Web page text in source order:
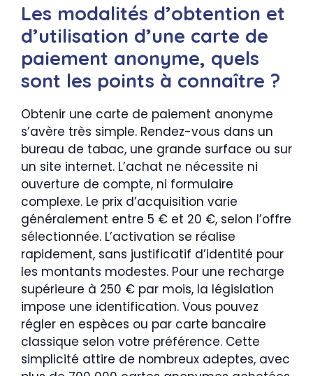
Les modalités d’obtention et
d’utilisation d’une carte de
paiement anonyme, quels
sont les points à connaître ?
Obtenir une carte de paiement anonyme
s’avère très simple. Rendez-vous dans un
bureau de tabac, une grande surface ou sur
un site internet. L’achat ne nécessite ni
ouverture de compte, ni formulaire
complexe. Le prix d’acquisition varie
généralement entre 5 € et 20 €, selon l’offre
sélectionnée. L’activation se réalise
rapidement, sans justificatif d’identité pour
les montants modestes. Pour une recharge
supérieure à 250 € par mois, la législation
impose une identification. Vous pouvez
régler en espèces ou par carte bancaire
classique selon votre préférence. Cette
simplicité attire de nombreux adeptes, avec